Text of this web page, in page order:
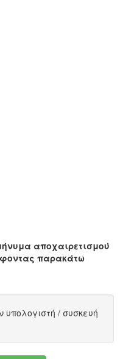
αποχαιρετισμού
παρακάτω
/ συσκευή